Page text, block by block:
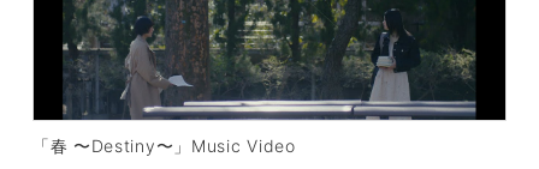
「春 〜Destiny〜」Music Video